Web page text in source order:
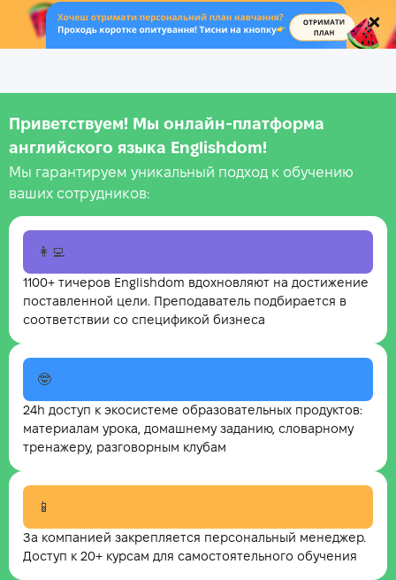
.
Приветствуем! Мы онлайн‑платформа
английского языка Englishdom!
Мы гарантируем уникальный подход к обучению
ваших сотрудников:
👩‍💻
1100+ тичеров Englishdom вдохновляют на достижение
поставленной цели. Преподаватель подбирается в
соответствии со спецификой бизнеса
🤓
24h доступ к экосистеме образовательных продуктов:
материалам урока, домашнему заданию, словарному
тренажеру, разговорным клубам
📱
За компанией закрепляется персональный менеджер.
Доступ к 20+ курсам для самостоятельного обучения